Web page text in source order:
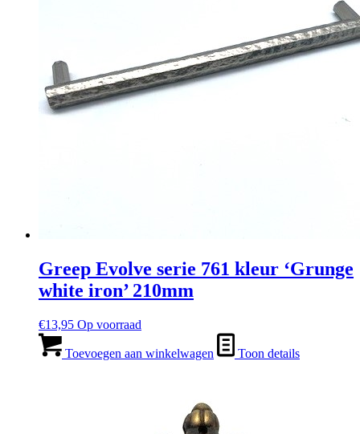
Greep Evolve serie 761 kleur ‘Grunge
white iron’ 210mm
€13,95 Op voorraad
Toevoegen aan winkelwagen Toon details